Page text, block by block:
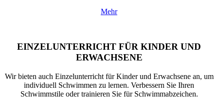
Mehr
EINZELUNTERRICHT FÜR KINDER UND
ERWACHSENE
Wir bieten auch Einzelunterricht für Kinder und Erwachsene an, um
individuell Schwimmen zu lernen. Verbessern Sie Ihren
Schwimmstile oder trainieren Sie für Schwimmabzeichen.